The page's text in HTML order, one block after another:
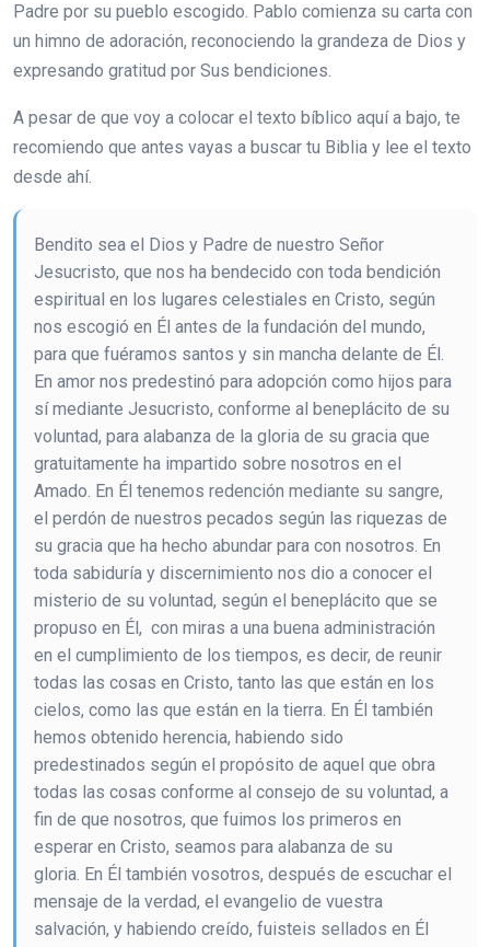
Padre por su pueblo escogido. Pablo comienza su carta con
un himno de adoración, reconociendo la grandeza de Dios y
expresando gratitud por Sus bendiciones.
A pesar de que voy a colocar el texto bíblico aquí a bajo, te
recomiendo que antes vayas a buscar tu Biblia y lee el texto
desde ahí.
Bendito sea el Dios y Padre de nuestro Señor
Jesucristo, que nos ha bendecido con toda bendición
espiritual en los lugares celestiales en Cristo, según
nos escogió en Él antes de la fundación del mundo,
para que fuéramos santos y sin mancha delante de Él.
En amor nos predestinó para adopción como hijos para
sí mediante Jesucristo, conforme al beneplácito de su
voluntad, para alabanza de la gloria de su gracia que
gratuitamente ha impartido sobre nosotros en el
Amado. En Él tenemos redención mediante su sangre,
el perdón de nuestros pecados según las riquezas de
su gracia que ha hecho abundar para con nosotros. En
toda sabiduría y discernimiento nos dio a conocer el
misterio de su voluntad, según el beneplácito que se
propuso en Él, con miras a una buena administración
en el cumplimiento de los tiempos, es decir, de reunir
todas las cosas en Cristo, tanto las que están en los
cielos, como las que están en la tierra. En Él también
hemos obtenido herencia, habiendo sido
predestinados según el propósito de aquel que obra
todas las cosas conforme al consejo de su voluntad, a
fin de que nosotros, que fuimos los primeros en
esperar en Cristo, seamos para alabanza de su
gloria. En Él también vosotros, después de escuchar el
mensaje de la verdad, el evangelio de vuestra
salvación, y habiendo creído, fuisteis sellados en Él